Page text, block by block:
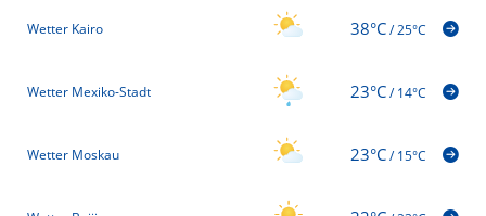
Wetter Kairo 38°C/25°C
Wetter Mexiko-Stadt 23°C/14°C
Wetter Moskau 23°C/15°C